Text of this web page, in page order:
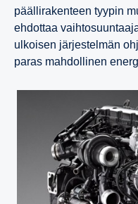
päällirakenteen tyypin
ehdottaa
ulkoisen järjestelmän
paras mahdollinen